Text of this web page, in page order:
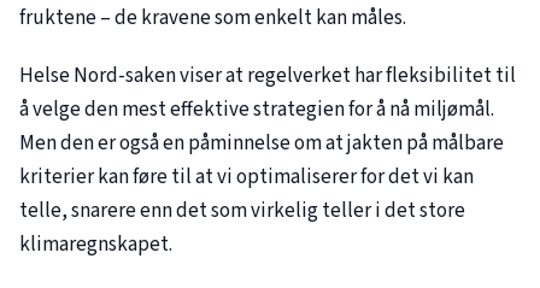
fruktene – de kravene som enkelt kan måles.
Helse Nord-saken viser at regelverket har fleksibilitet til
å velge den mest effektive strategien for å nå miljømål.
Men den er også en påminnelse om at jakten på målbare
kriterier kan føre til at vi optimaliserer for det vi kan
telle, snarere enn det som virkelig teller i det store
klimaregnskapet.